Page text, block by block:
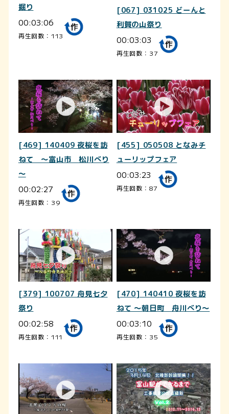
掘り
00:03:06
再生回数：113
[067] 031025 どーんと
利賀の山祭り
00:03:03
再生回数：37
[469] 140409 夜桜を訪
ねて ～富山市 松川べり
～
00:02:27
再生回数：39
[455] 050508 となみチ
ューリップフェア
00:03:23
再生回数：87
[379] 100707 舟見七夕
祭り
00:02:58
再生回数：111
[470] 140410 夜桜を訪
ねて ～朝日町 舟川べり～
00:03:10
再生回数：35